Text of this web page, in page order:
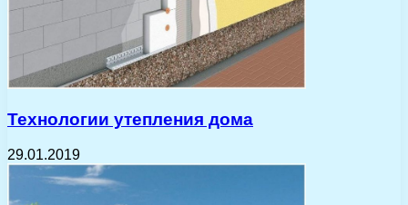
Технологии утепления дома
29.01.2019